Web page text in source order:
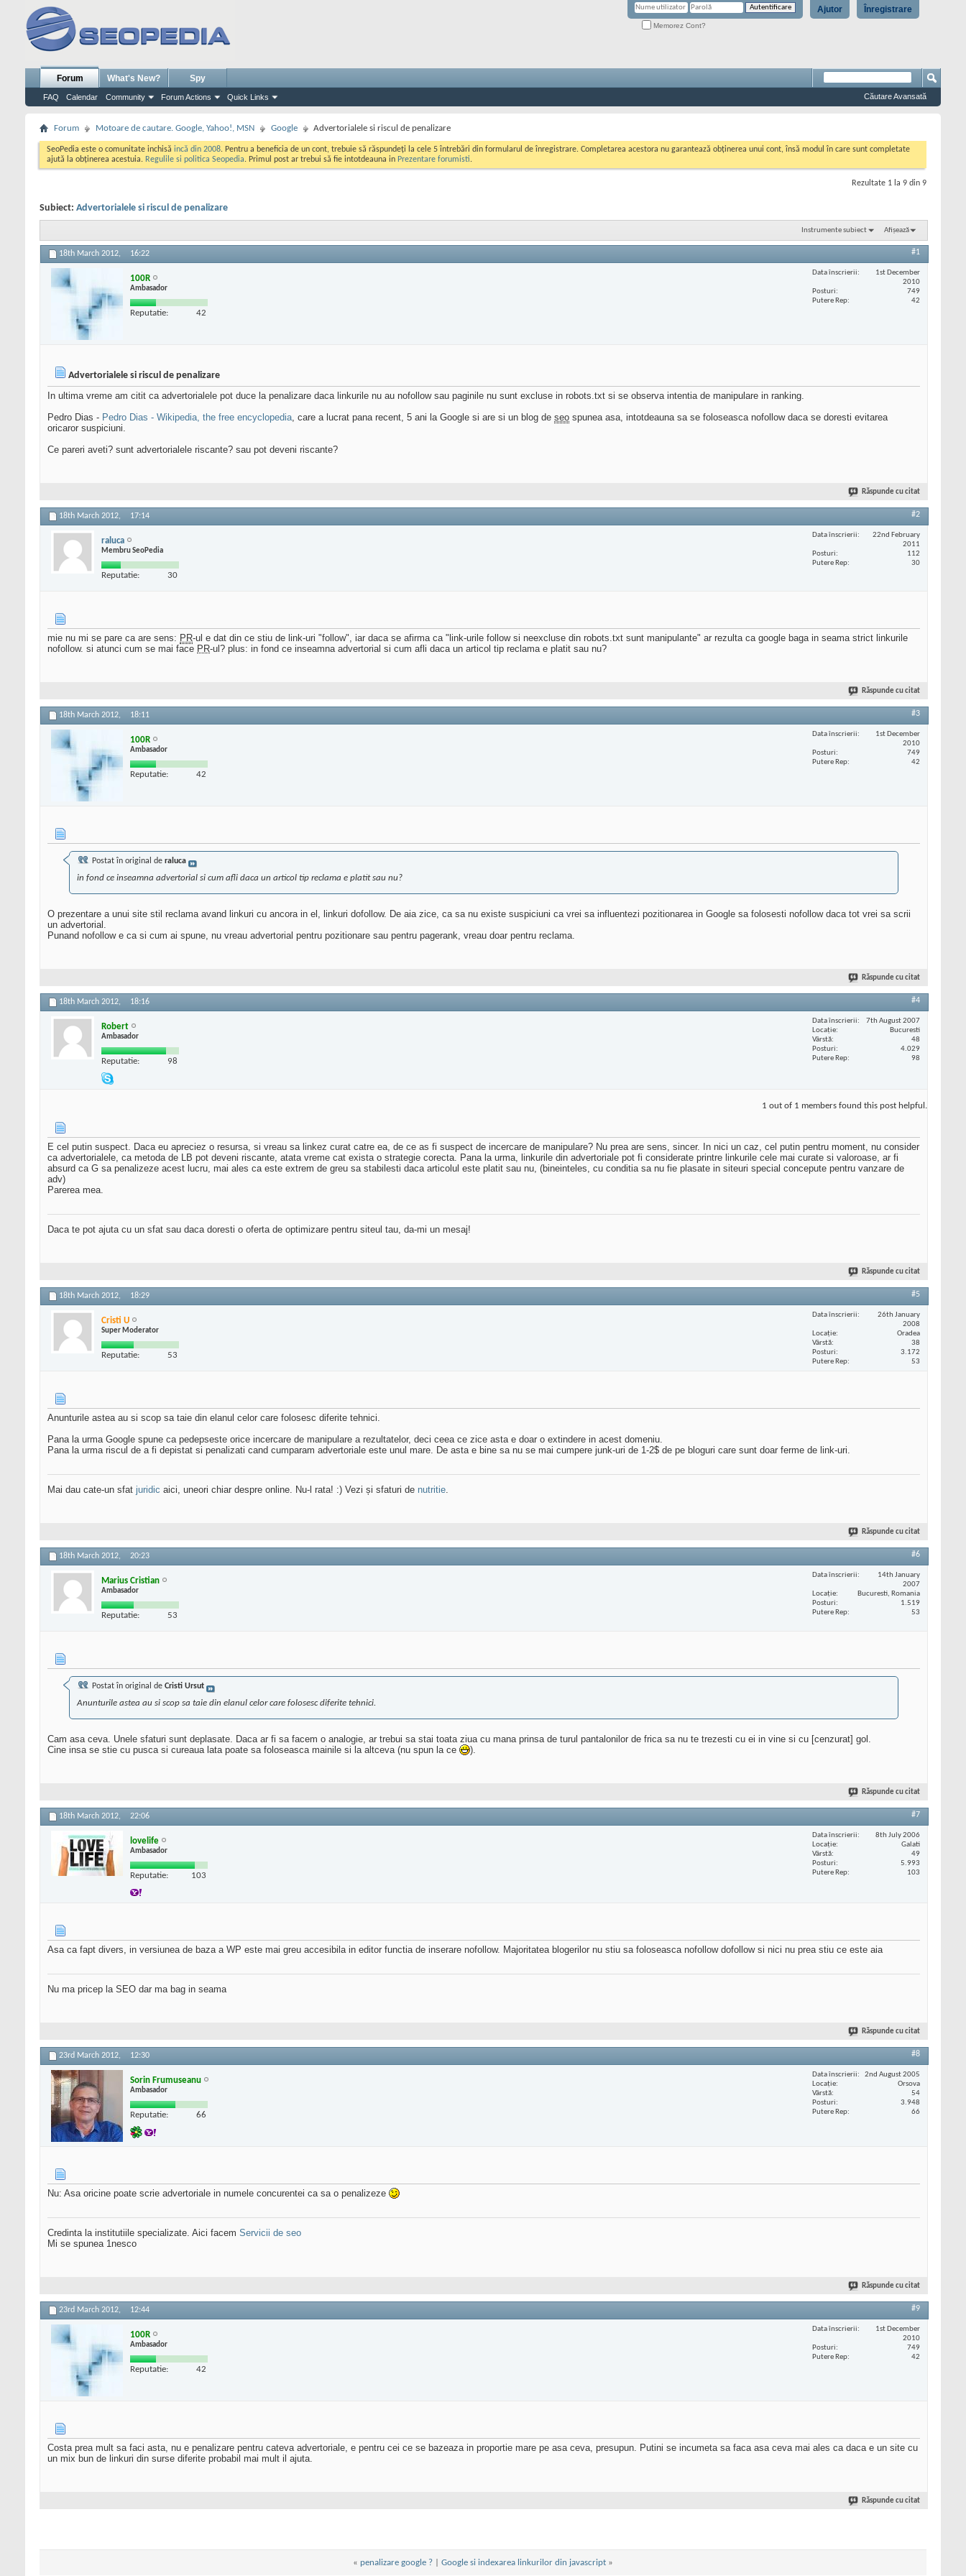
Înregistrare
Ajutor
Memorez Cont?
Forum
FAQ Calendar Community Forum Actions Quick Links
What's New? Spy
Căutare Avansată
Forum Motoare de cautare. Google, Yahoo!, MSN Google Advertorialele si riscul de penalizare
SeoPedia este o comunitate inchisă incă din 2008. Pentru a beneficia de un cont, trebuie să răspundeți la cele 5 întrebări din formularul de înregistrare. Completarea acestora nu garantează obținerea unui cont, însă modul în care sunt completate
ajută la obținerea acestuia. Regulile si politica Seopedia. Primul post ar trebui să fie intotdeauna in Prezentare forumisti.
Rezultate 1 la 9 din 9
Subiect: Advertorialele si riscul de penalizare
Instrumente subiect Afișează
18th March 2012, 16:22 #1
100R
Ambasador
Reputatie: 42
Data înscrierii
1st December
2010
Posturi
749
Putere Rep
42
Advertorialele si riscul de penalizare
In ultima vreme am citit ca advertorialele pot duce la penalizare daca linkurile nu au nofollow sau paginile nu sunt excluse in robots.txt si se observa intentia de manipulare in ranking.
Pedro Dias - Pedro Dias - Wikipedia, the free encyclopedia, care a lucrat pana recent, 5 ani la Google si are si un blog de seo spunea asa, intotdeauna sa se foloseasca nofollow daca se doresti evitarea
oricaror suspiciuni.
Ce pareri aveti? sunt advertorialele riscante? sau pot deveni riscante?
Răspunde cu citat
18th March 2012, 17:14 #2
raluca
Membru SeoPedia
Reputatie: 30
Data înscrierii
22nd February
2011
Posturi
112
Putere Rep
30
mie nu mi se pare ca are sens: PR-ul e dat din ce stiu de link-uri "follow", iar daca se afirma ca "link-urile follow si neexcluse din robots.txt sunt manipulante" ar rezulta ca google baga in seama strict linkurile
nofollow. si atunci cum se mai face PR-ul? plus: in fond ce inseamna advertorial si cum afli daca un articol tip reclama e platit sau nu?
Răspunde cu citat
18th March 2012, 18:11 #3
100R
Ambasador
Reputatie: 42
Data înscrierii
1st December
2010
Posturi
749
Putere Rep
42
Postat în original de raluca
in fond ce inseamna advertorial si cum afli daca un articol tip reclama e platit sau nu?
O prezentare a unui site stil reclama avand linkuri cu ancora in el, linkuri dofollow. De aia zice, ca sa nu existe suspiciuni ca vrei sa influentezi pozitionarea in Google sa folosesti nofollow daca tot vrei sa scrii
un advertorial.
Punand nofollow e ca si cum ai spune, nu vreau advertorial pentru pozitionare sau pentru pagerank, vreau doar pentru reclama.
Răspunde cu citat
18th March 2012, 18:16 #4
Robert
Ambasador
Reputatie: 98
Data înscrierii
7th August 2007
Locaţie
Bucuresti
Vârstă
48
Posturi
4.029
Putere Rep
98
1 out of 1 members found this post helpful.
E cel putin suspect. Daca eu apreciez o resursa, si vreau sa linkez curat catre ea, de ce as fi suspect de incercare de manipulare? Nu prea are sens, sincer. In nici un caz, cel putin pentru moment, nu consider
ca advertorialele, ca metoda de LB pot deveni riscante, atata vreme cat exista o strategie corecta. Pana la urma, linkurile din advertoriale pot fi considerate printre linkurile cele mai curate si valoroase, ar fi
absurd ca G sa penalizeze acest lucru, mai ales ca este extrem de greu sa stabilesti daca articolul este platit sau nu, (bineinteles, cu conditia sa nu fie plasate in siteuri special concepute pentru vanzare de
adv)
Parerea mea.
Daca te pot ajuta cu un sfat sau daca doresti o oferta de optimizare pentru siteul tau, da-mi un mesaj!
Răspunde cu citat
18th March 2012, 18:29 #5
Cristi U
Super Moderator
Reputatie: 53
Data înscrierii
26th January
2008
Locaţie
Oradea
Vârstă
38
Posturi
3.172
Putere Rep
53
Anunturile astea au si scop sa taie din elanul celor care folosesc diferite tehnici.
Pana la urma Google spune ca pedepseste orice incercare de manipulare a rezultatelor, deci ceea ce zice asta e doar o extindere in acest domeniu.
Pana la urma riscul de a fi depistat si penalizati cand cumparam advertoriale este unul mare. De asta e bine sa nu se mai cumpere junk-uri de 1-2$ de pe bloguri care sunt doar ferme de link-uri.
Mai dau cate-un sfat juridic aici, uneori chiar despre online. Nu-l rata! :) Vezi și sfaturi de nutritie.
Răspunde cu citat
18th March 2012, 20:23 #6
Marius Cristian
Ambasador
Reputatie: 53
Data înscrierii
14th January
2007
Locaţie
Bucuresti, Romania
Posturi
1.519
Putere Rep
53
Postat în original de Cristi Ursut
Anunturile astea au si scop sa taie din elanul celor care folosesc diferite tehnici.
Cam asa ceva. Unele sfaturi sunt deplasate. Daca ar fi sa facem o analogie, ar trebui sa stai toata ziua cu mana prinsa de turul pantalonilor de frica sa nu te trezesti cu ei in vine si cu [cenzurat] gol.
Cine insa se stie cu pusca si cureaua lata poate sa foloseasca mainile si la altceva (nu spun la ce
).
Răspunde cu citat
18th March 2012, 22:06 #7
lovelife
Ambasador
Reputatie: 103
Data înscrierii
8th July 2006
Locaţie
Galati
Vârstă
49
Posturi
5.993
Putere Rep
103
Asa ca fapt divers, in versiunea de baza a WP este mai greu accesibila in editor functia de inserare nofollow. Majoritatea blogerilor nu stiu sa foloseasca nofollow dofollow si nici nu prea stiu ce este aia
Nu ma pricep la SEO dar ma bag in seama
Răspunde cu citat
23rd March 2012, 12:30 #8
Sorin Frumuseanu
Ambasador
Reputatie: 66
Data înscrierii
2nd August 2005
Locaţie
Orsova
Vârstă
54
Posturi
3.948
Putere Rep
66
Nu: Asa oricine poate scrie advertoriale in numele concurentei ca sa o penalizeze
Credinta la institutiile specializate. Aici facem Servicii de seo
Mi se spunea 1nesco
Răspunde cu citat
23rd March 2012, 12:44 #9
100R
Ambasador
Reputatie: 42
Data înscrierii
1st December
2010
Posturi
749
Putere Rep
42
Costa prea mult sa faci asta, nu e penalizare pentru cateva advertoriale, e pentru cei ce se bazeaza in proportie mare pe asa ceva, presupun. Putini se incumeta sa faca asa ceva mai ales ca daca e un site cu
un mix bun de linkuri din surse diferite probabil mai mult il ajuta.
Răspunde cu citat
« penalizare google ? Google si indexarea linkurilor din javascript »